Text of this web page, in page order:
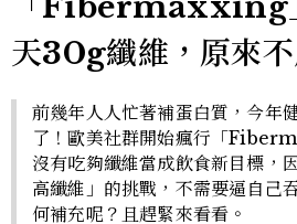
天30g纖維，原來
前幾年人人忙著補蛋白質，今年
了！歐美社群開始瘋行「
沒有吃夠纖維當成飲食新目標，
高纖維」的挑戰，不需要逼自己
何補充呢？且趕緊來看看。